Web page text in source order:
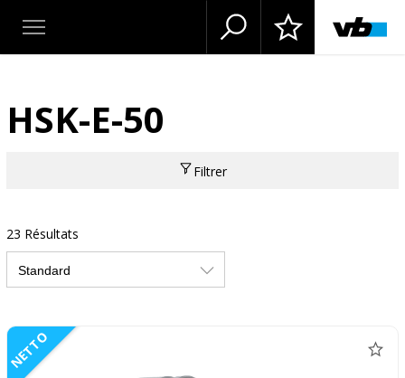
HSK-E-50
Filtrer
23 Résultats
NETTO